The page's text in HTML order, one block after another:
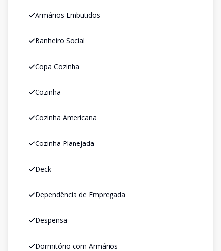
Armários Embutidos
Banheiro Social
Copa Cozinha
Cozinha
Cozinha Americana
Cozinha Planejada
Deck
Dependência de Empregada
Despensa
Dormitório com Armários